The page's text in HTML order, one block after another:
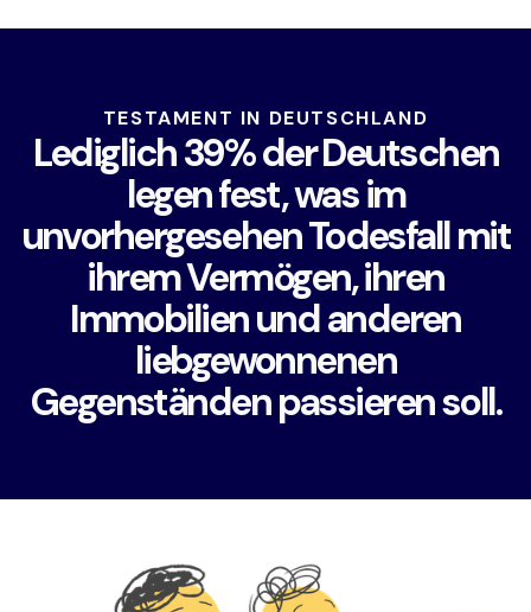
TESTAMENT IN DEUTSCHLAND
Lediglich 39% der Deutschen
legen fest, was im
unvorhergesehen Todesfall mit
ihrem Vermögen, ihren
Immobilien und anderen
liebgewonnenen
Gegenständen passieren soll.